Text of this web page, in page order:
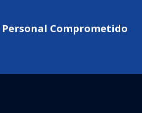
Comprometido